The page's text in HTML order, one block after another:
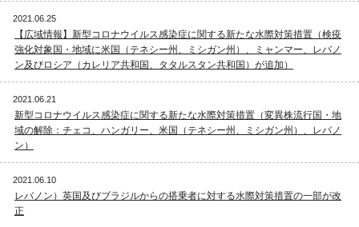
2021.06.25
【広域情報】新型コロナウイルス感染症に関する新たな水際対策措置（検疫
強化対象国・地域に米国（テネシー州、ミシガン州）、ミャンマー、レバノ
ン及びロシア（カレリア共和国、タタルスタン共和国）が追加）
2021.06.21
新型コロナウイルス感染症に関する新たな水際対策措置（変異株流行国・地
域の解除：チェコ、ハンガリー、米国（テネシー州、ミシガン州）、レバノ
ン）
2021.06.10
レバノン）英国及びブラジルからの搭乗者に対する水際対策措置の一部が改
正